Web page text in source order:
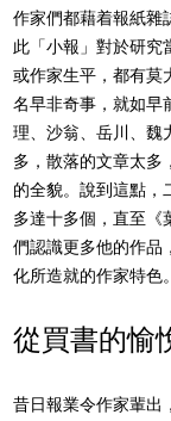
作家們都藉着報紙雜
此「小報」對於研究
或作家生平，都有莫
名早非奇事，就如早
理、沙翁、岳川、魏
多，散落的文章太多
的全貌。說到這點，
多達十多個，直至《
們認識更多他的作品
化所造就的作家特色。
從買書的愉
昔日報業令作家輩出